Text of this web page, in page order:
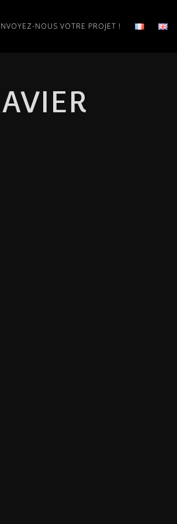
NOUS VOTRE PROJET !